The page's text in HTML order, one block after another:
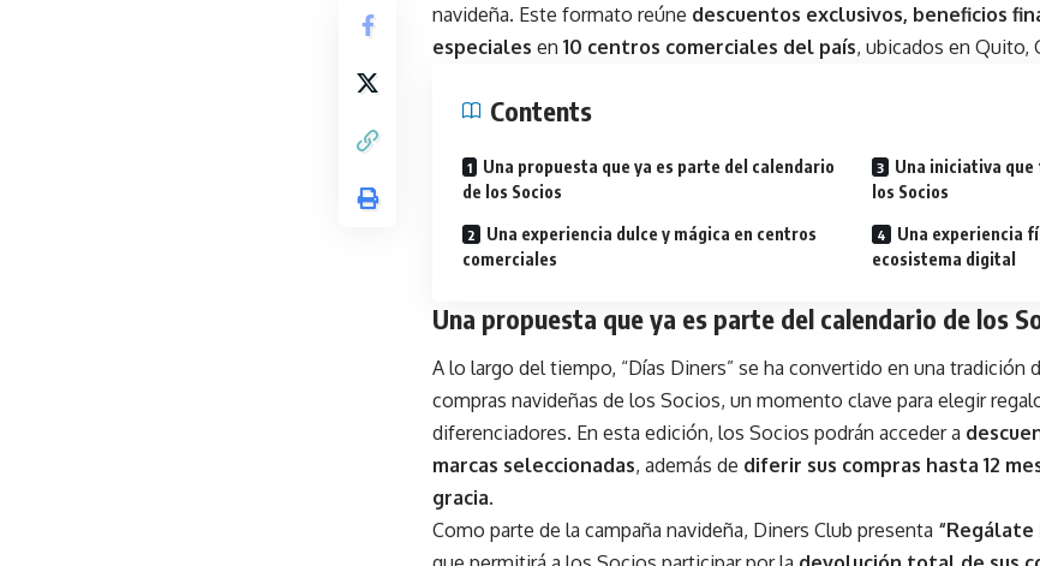
navideña. Este formato reúne descuentos exclusivos, beneficios
especiales en 10 centros comerciales del país, ubicados en Quito,
Contents
Una propuesta que ya es parte del calendario
de los Socios
Una experiencia dulce y mágica en centros
comerciales
Una iniciativa
los Socios
Una experiencia
ecosistema digital
Una propuesta que ya es parte del calendario de los
A lo largo del tiempo, “Días Diners” se ha convertido en una tradición
compras navideñas de los Socios, un momento clave para elegir
diferenciadores. En esta edición, los Socios podrán acceder a
marcas seleccionadas, además de diferir sus compras hasta 12
gracia.
Como parte de la campaña navideña, Diners Club presenta “Regálate